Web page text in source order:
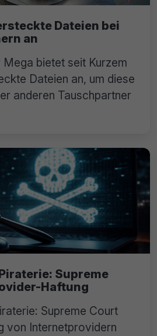
Dateien bei
an
bietet seit Kurzem
Dateien an, um diese
anderen Tauschpartner
Supreme
Haftung
Supreme Court
von Internetprovidern